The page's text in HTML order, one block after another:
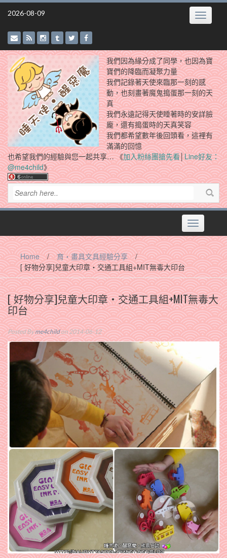
Skip
2026-08-09 Toggle
我們因為緣分成了同學，也因為寶
寶們的降臨而凝聚力量
我們記錄著天使來臨那一刻的感
動，也刻畫著魔鬼搗蛋那一刻的天
真
我們永遠記得天使睡著時的安詳臉
龐，還有搗蛋時的天真笑容
我們都希望數年後回頭看，這裡有
滿滿的回憶
也希望我們的經驗與您一起共享… 《加入粉絲團搶先看│Line好友：
@me4child》
Toggle
navigation
Home / 育‧畫具文具經驗分享
/
[ 好物分享]兒童大印章‧交通工具組+MIT無毒大印台
[ 好物分享]兒童大印章‧交通工具組+MIT無毒大
印台
Posted Byme4childon 2014-06-12